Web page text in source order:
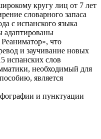
кругу лиц от 7 лет
словарного запаса
с испанского языка
адаптированы
что
и заучивание новых
испанских слов
необходимый для
является
и пунктуации